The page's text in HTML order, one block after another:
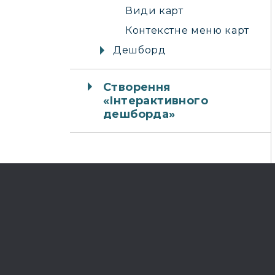
Види карт
Контекстне меню карт
Дешборд
Створення
«Інтерактивного
дешборда»